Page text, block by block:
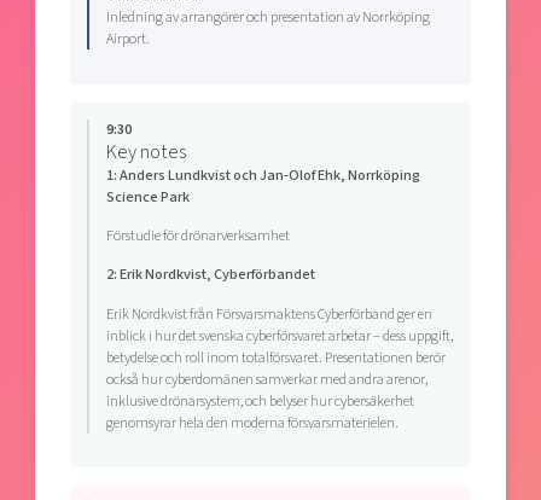
Inledning av arrangörer och presentation av Norrköping
Airport.
9:30
Key notes
1: Anders Lundkvist och Jan-Olof Ehk, Norrköping
Science Park
Förstudie för drönarverksamhet
2: Erik Nordkvist, Cyberförbandet
Erik Nordkvist från Försvarsmaktens Cyberförband ger en
inblick i hur det svenska cyberförsvaret arbetar – dess uppgift,
betydelse och roll inom totalförsvaret. Presentationen berör
också hur cyberdomänen samverkar med andra arenor,
inklusive drönarsystem, och belyser hur cybersäkerhet
genomsyrar hela den moderna försvarsmaterielen.